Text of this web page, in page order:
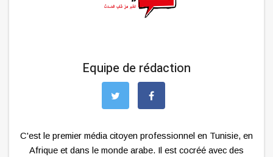
Equipe de rédaction
C'est le premier média citoyen professionnel en Tunisie, en
Afrique et dans le monde arabe. Il est cocréé avec des